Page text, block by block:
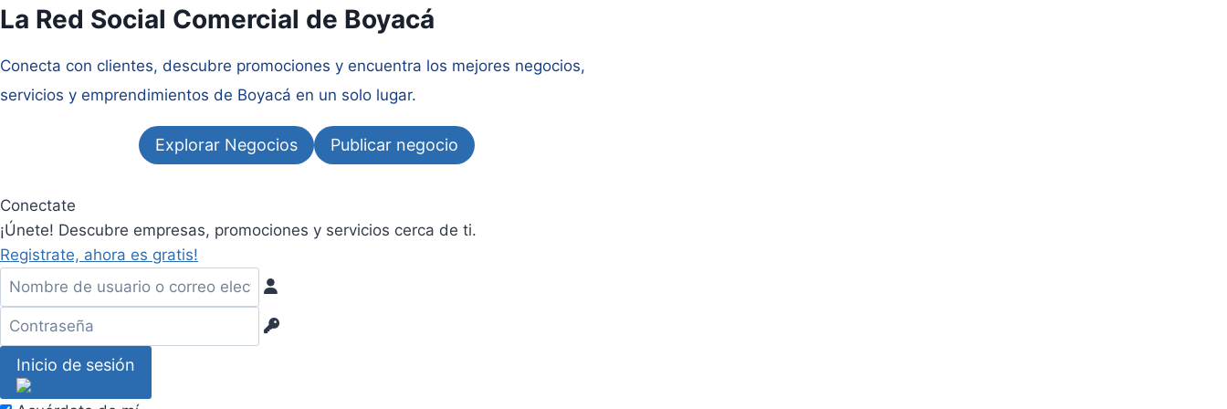
Saltar
contenido
La Red Social Comercial de Boyacá
Conecta con clientes, descubre promociones y encuentra los mejores negocios,
servicios y emprendimientos de Boyacá en un solo lugar.
Explorar Negocios Publicar negocio
Conectate
¡Únete! Descubre empresas, promociones y servicios cerca de ti.
Registrate, ahora es gratis!
Inicio de sesión